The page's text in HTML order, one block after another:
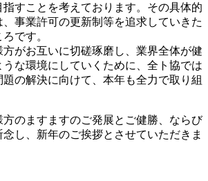
指すことを考えております。その具体的
事業許可の更新制等を追求していきた
です。
がお互いに切磋琢磨し、業界全体が健
な環境にしていくために、全ト協では
の解決に向けて、本年も全力で取り組
のますますのご発展とご健勝、ならび
し、新年のご挨拶とさせていただきま